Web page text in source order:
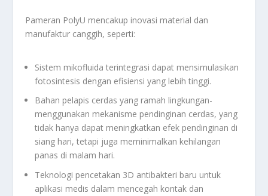
Pameran PolyU mencakup inovasi material dan
manufaktur canggih, seperti:
Sistem mikofluida terintegrasi dapat mensimulasikan
fotosintesis dengan efisiensi yang lebih tinggi.
Bahan pelapis cerdas yang ramah lingkungan-
menggunakan mekanisme pendinginan cerdas, yang
tidak hanya dapat meningkatkan efek pendinginan di
siang hari, tetapi juga meminimalkan kehilangan
panas di malam hari.
Teknologi pencetakan 3D antibakteri baru untuk
aplikasi medis dalam mencegah kontak dan